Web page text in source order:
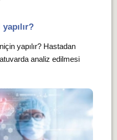
yapılır? Hastadan
analiz edilmesi